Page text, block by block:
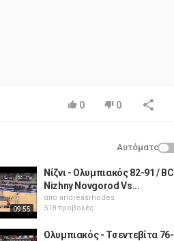
0 0
Αυτόματο
09:55
Νίζνι - Ολυμπιακός 82-91 / BC
Nizhny Novgorod Vs...
από andreasrhodes
518 προβολές
Ολυμπιακός - Τσεντεβίτα 76-